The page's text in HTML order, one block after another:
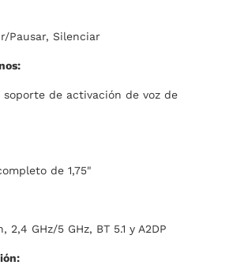
Pausar, Silenciar
de activación de voz de
de 1,75"
2,4 GHz/5 GHz, BT 5.1 y A2DP